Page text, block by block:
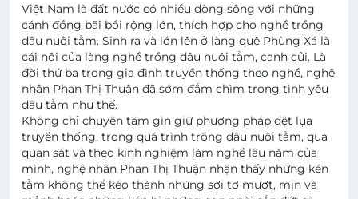
Việt Nam là đất nước có nhiều dòng sông với những
cánh đồng bãi bồi rộng lớn, thích hợp cho nghề trồng
dâu nuôi tằm. Sinh ra và lớn lên ở làng quê Phùng Xá là
cái nôi của làng nghề trồng dâu nuôi tằm, canh cửi. Là
đời thứ ba trong gia đình truyền thống theo nghề, nghệ
nhân Phan Thị Thuận đã sớm đắm chìm trong tình yêu
dâu tằm như thế.
Không chỉ chuyên tâm gìn giữ phương pháp dệt lụa
truyền thống, trong quá trình trồng dâu nuôi tằm, qua
quan sát và theo kinh nghiệm làm nghề lâu năm của
mình, nghệ nhân Phan Thị Thuận nhận thấy những kén
tằm không thể kéo thành những sợi tơ mượt, mịn và